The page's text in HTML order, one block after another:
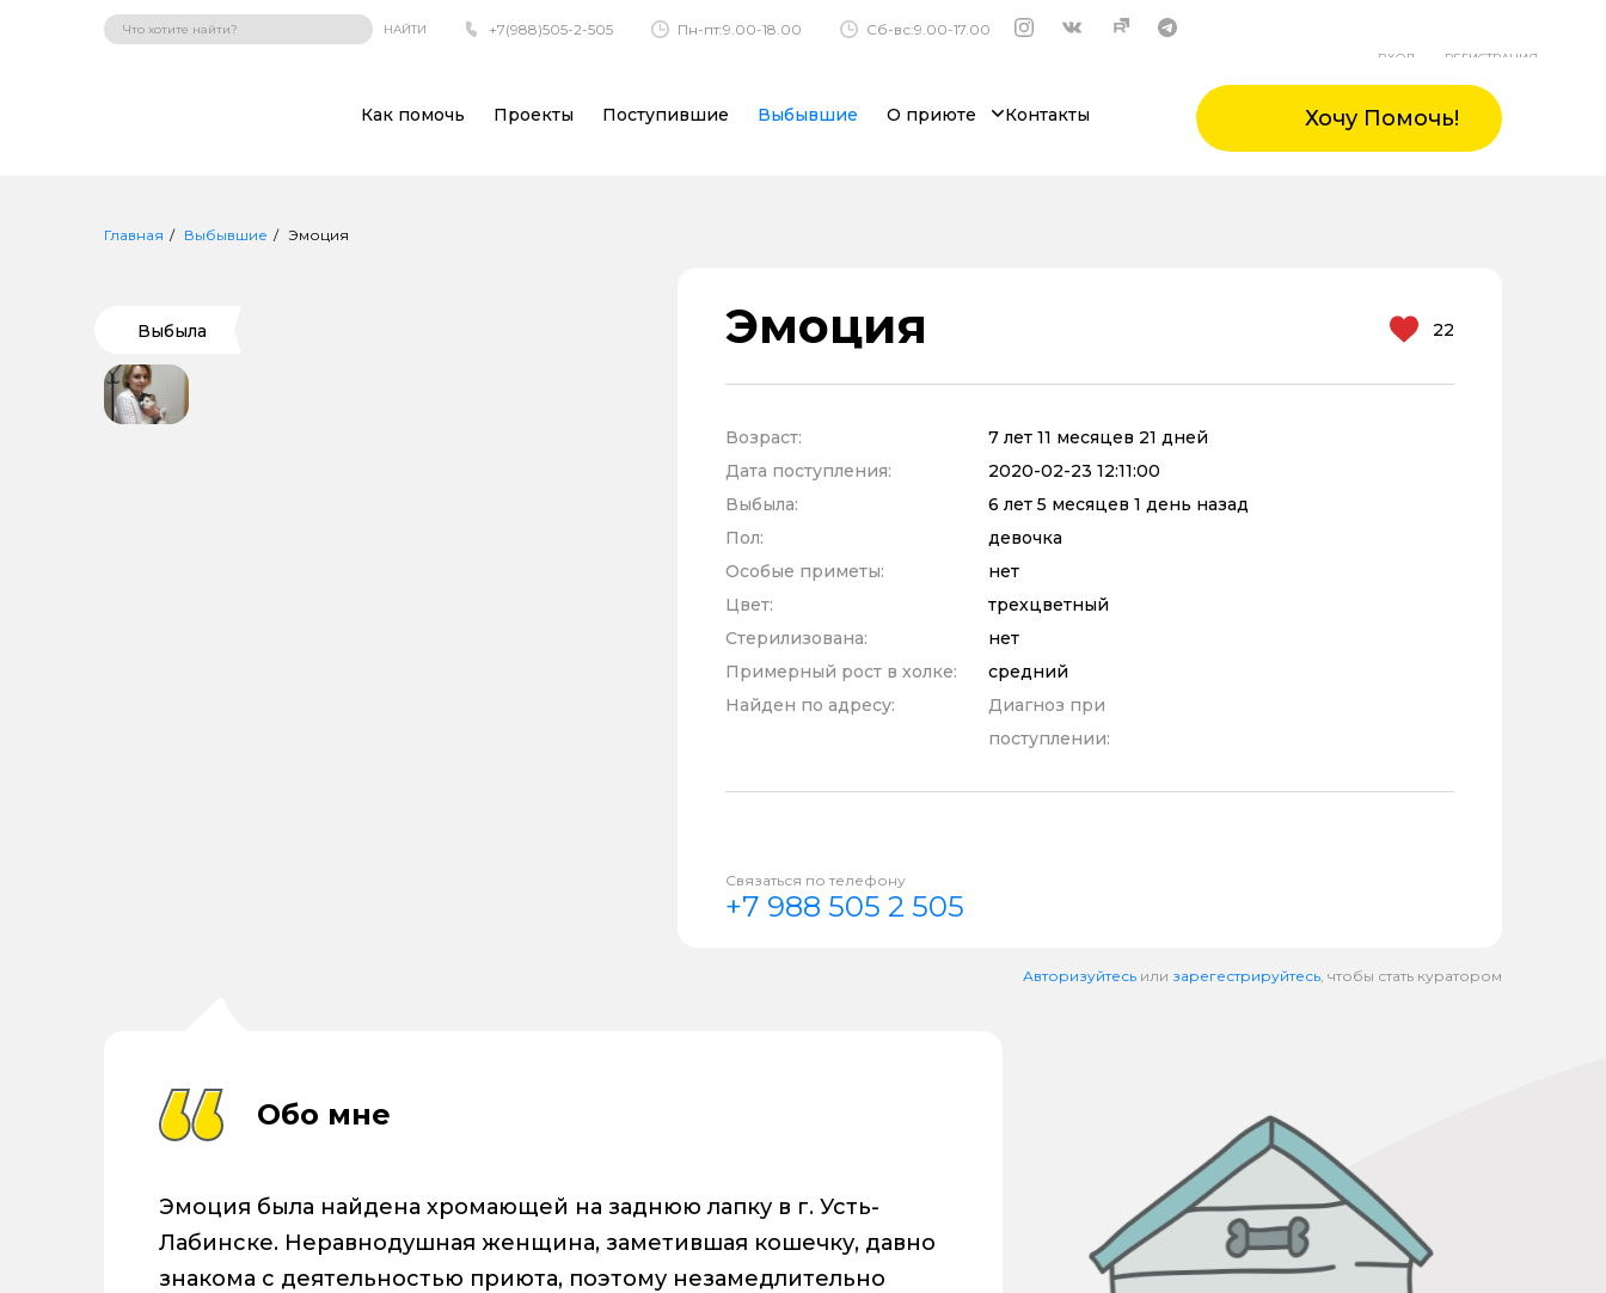
НАЙТИ +7(988)505-2-505 Пн-пт:9.00-18.00 Сб-вс:9.00-17.00
ВХОД РЕГИСТРАЦИЯ
Как помочь Проекты Поступившие Выбывшие О приюте Контакты Хочу Помочь!
Главная Выбывшие Эмоция
Выбыла Эмоция 22
Возраст:
7 лет 11 месяцев 21 дней
Дата поступления:
2020-02-23 12:11:00
Выбыла:
6 лет 5 месяцев 1 день назад
Пол:
девочка
Особые приметы:
нет
Цвет:
трехцветный
Стерилизована:
нет
Примерный рост в холке:
средний
Найден по адресу:
Диагноз при
поступлении:
Связаться по телефону
+7 988 505 2 505
Авторизуйтесь или зарегестрируйтесь, чтобы стать куратором
Обо мне
Эмоция была найдена хромающей на заднюю лапку в г. Усть-
Лабинске. Неравнодушная женщина, заметившая кошечку, давно
знакома с деятельностью приюта, поэтому незамедлительно